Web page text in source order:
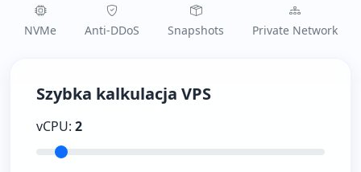
NVMe Anti‑DDoS Snapshots Private Network
Szybka kalkulacja VPS
vCPU: 2